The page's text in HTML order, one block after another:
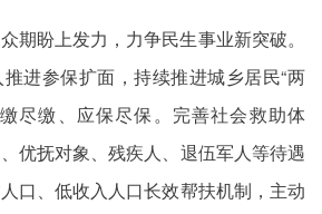
期盼上发力，力争民生事业新突破。
进参保扩面，持续推进城乡居民“两
尽缴、应保尽保。完善社会救助体
优抚对象、残疾人、退伍军人等待遇
口、低收入人口长效帮扶机制，主动